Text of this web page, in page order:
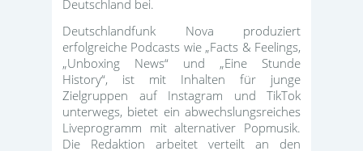
Deutschland bei.
Deutschlandfunk Nova produziert
erfolgreiche Podcasts wie „Facts & Feelings,
„Unboxing News“ und „Eine Stunde
History“, ist mit Inhalten für junge
Zielgruppen auf Instagram und TikTok
unterwegs, bietet ein abwechslungsreiches
Liveprogramm mit alternativer Popmusik.
Die Redaktion arbeitet verteilt an den